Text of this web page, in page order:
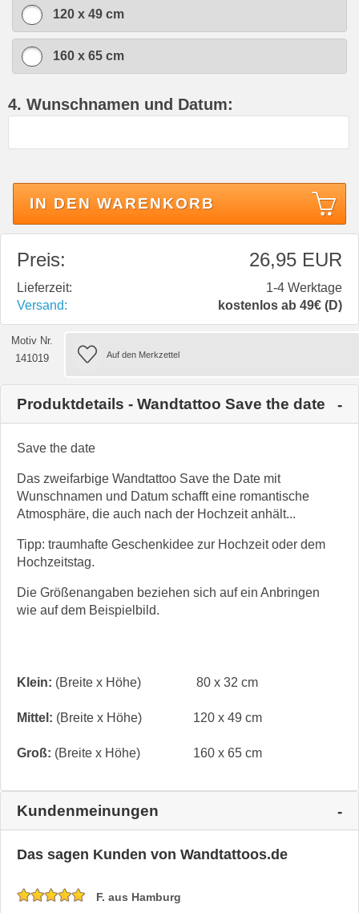
120 x 49 cm
160 x 65 cm
4. Wunschnamen und Datum:
IN DEN WARENKORB
Preis: 26,95 EUR
Lieferzeit:
1-4 Werktage
Versand:
kostenlos ab 49€ (D)
Motiv Nr.
141019
Produktdetails - Wandtattoo Save the date
Save the date
Das zweifarbige Wandtattoo Save the Date mit
Wunschnamen und Datum schafft eine romantische
Atmosphäre, die auch nach der Hochzeit anhält...
Tipp: traumhafte Geschenkidee zur Hochzeit oder dem
Hochzeitstag.
Die Größenangaben beziehen sich auf ein Anbringen
wie auf dem Beispielbild.
Klein: (Breite x Höhe) 80 x 32 cm
Mittel: (Breite x Höhe) 120 x 49 cm
Groß: (Breite x Höhe) 160 x 65 cm
Kundenmeinungen
Das sagen Kunden von Wandtattoos.de
F. aus Hamburg